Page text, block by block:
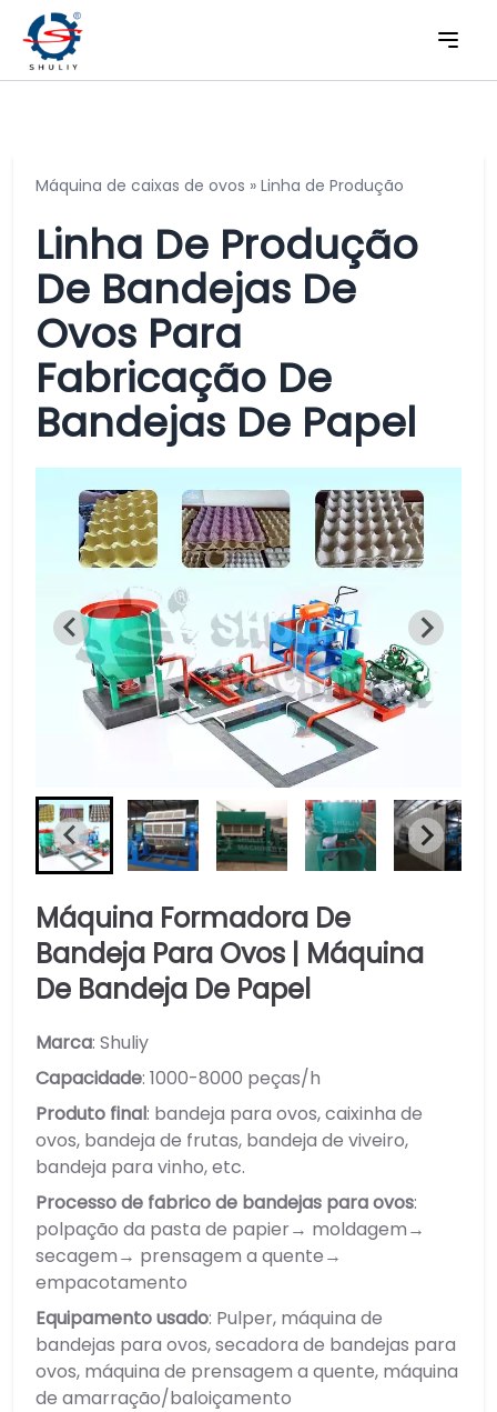
Máquina de caixas de ovos » Linha de Produção
Linha De Produção
De Bandejas De
Ovos Para
Fabricação De
Bandejas De Papel
Máquina Formadora De
Bandeja Para Ovos | Máquina
De Bandeja De Papel
Marca: Shuliy
Capacidade: 1000-8000 peças/h
Produto final: bandeja para ovos, caixinha de
ovos, bandeja de frutas, bandeja de viveiro,
bandeja para vinho, etc.
Processo de fabrico de bandejas para ovos:
polpação da pasta de papier→ moldagem→
secagem→ prensagem a quente→
empacotamento
Equipamento usado: Pulper, máquina de
bandejas para ovos, secadora de bandejas para
ovos, máquina de prensagem a quente, máquina
de amarração/baloiçamento